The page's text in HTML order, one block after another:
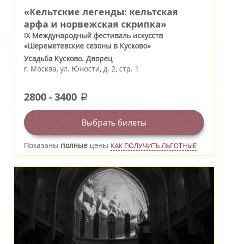
«Кельтские легенды: кельтская
арфа и норвежская скрипка»
IX Международный фестиваль искусств
«Шереметевские сезоны в Кусково»
Усадьба Кусково. Дворец
г. Москва, ул. Юности, д. 2, стр. 1
2800-3400 a
Выбрать билеты
Показаны полные цены КАК ПОЛУЧИТЬ ЛЬГОТНЫЕ